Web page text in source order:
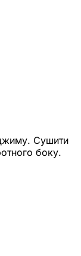
Сушити
боку.